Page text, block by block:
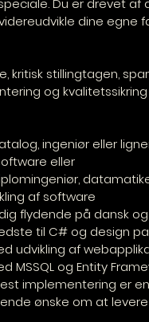
Du er drevet
dine egne
kritisk stillingtagen,
og
ingeniør eller
eller
af software
flydende på dansk
til C# og design
udvikling af
MSSQL og Entity
implementering er
ønske om at